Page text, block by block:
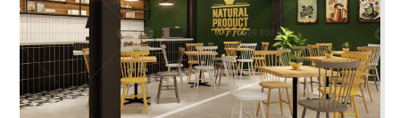
39
BAMBODA POCHA
Quán nhậu Hàn
40
7 GÀ
Nhà hàng Việt